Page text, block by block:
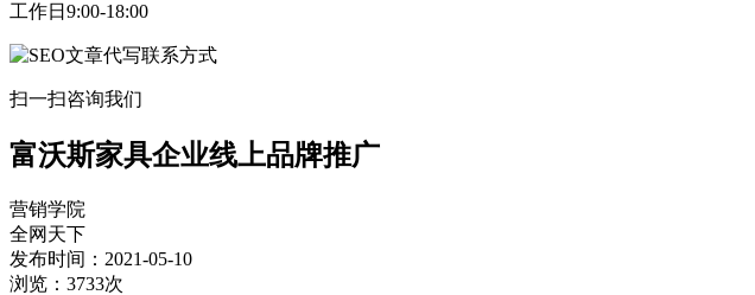
工作日9:00-18:00
扫一扫咨询我们
富沃斯家具企业线上品牌推广
营销学院
全网天下
发布时间：2021-05-10
浏览：3733次